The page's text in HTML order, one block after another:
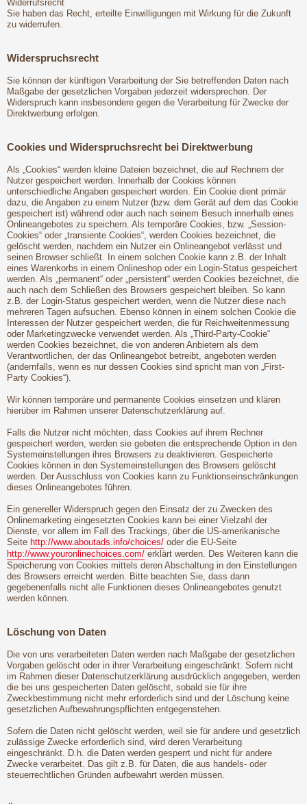
Widerrufsrecht
Sie haben das Recht, erteilte Einwilligungen mit Wirkung für die Zukunft
zu widerrufen.
Widerspruchsrecht
Sie können der künftigen Verarbeitung der Sie betreffenden Daten nach
Maßgabe der gesetzlichen Vorgaben jederzeit widersprechen. Der
Widerspruch kann insbesondere gegen die Verarbeitung für Zwecke der
Direktwerbung erfolgen.
Cookies und Widerspruchsrecht bei Direktwerbung
Als „Cookies“ werden kleine Dateien bezeichnet, die auf Rechnern der
Nutzer gespeichert werden. Innerhalb der Cookies können
unterschiedliche Angaben gespeichert werden. Ein Cookie dient primär
dazu, die Angaben zu einem Nutzer (bzw. dem Gerät auf dem das Cookie
gespeichert ist) während oder auch nach seinem Besuch innerhalb eines
Onlineangebotes zu speichern. Als temporäre Cookies, bzw. „Session-
Cookies“ oder „transiente Cookies“, werden Cookies bezeichnet, die
gelöscht werden, nachdem ein Nutzer ein Onlineangebot verlässt und
seinen Browser schließt. In einem solchen Cookie kann z.B. der Inhalt
eines Warenkorbs in einem Onlineshop oder ein Login-Status gespeichert
werden. Als „permanent“ oder „persistent“ werden Cookies bezeichnet, die
auch nach dem Schließen des Browsers gespeichert bleiben. So kann
z.B. der Login-Status gespeichert werden, wenn die Nutzer diese nach
mehreren Tagen aufsuchen. Ebenso können in einem solchen Cookie die
Interessen der Nutzer gespeichert werden, die für Reichweitenmessung
oder Marketingzwecke verwendet werden. Als „Third-Party-Cookie“
werden Cookies bezeichnet, die von anderen Anbietern als dem
Verantwortlichen, der das Onlineangebot betreibt, angeboten werden
(andernfalls, wenn es nur dessen Cookies sind spricht man von „First-
Party Cookies“).
Wir können temporäre und permanente Cookies einsetzen und klären
hierüber im Rahmen unserer Datenschutzerklärung auf.
Falls die Nutzer nicht möchten, dass Cookies auf ihrem Rechner
gespeichert werden, werden sie gebeten die entsprechende Option in den
Systemeinstellungen ihres Browsers zu deaktivieren. Gespeicherte
Cookies können in den Systemeinstellungen des Browsers gelöscht
werden. Der Ausschluss von Cookies kann zu Funktionseinschränkungen
dieses Onlineangebotes führen.
Ein genereller Widerspruch gegen den Einsatz der zu Zwecken des
Onlinemarketing eingesetzten Cookies kann bei einer Vielzahl der
Dienste, vor allem im Fall des Trackings, über die US-amerikanische
Seite http://www.aboutads.info/choices/ oder die EU-Seite
http://www.youronlinechoices.com/ erklärt werden. Des Weiteren kann die
Speicherung von Cookies mittels deren Abschaltung in den Einstellungen
des Browsers erreicht werden. Bitte beachten Sie, dass dann
gegebenenfalls nicht alle Funktionen dieses Onlineangebotes genutzt
werden können.
Löschung von Daten
Die von uns verarbeiteten Daten werden nach Maßgabe der gesetzlichen
Vorgaben gelöscht oder in ihrer Verarbeitung eingeschränkt. Sofern nicht
im Rahmen dieser Datenschutzerklärung ausdrücklich angegeben, werden
die bei uns gespeicherten Daten gelöscht, sobald sie für ihre
Zweckbestimmung nicht mehr erforderlich sind und der Löschung keine
gesetzlichen Aufbewahrungspflichten entgegenstehen.
Sofern die Daten nicht gelöscht werden, weil sie für andere und gesetzlich
zulässige Zwecke erforderlich sind, wird deren Verarbeitung
eingeschränkt. D.h. die Daten werden gesperrt und nicht für andere
Zwecke verarbeitet. Das gilt z.B. für Daten, die aus handels- oder
steuerrechtlichen Gründen aufbewahrt werden müssen.